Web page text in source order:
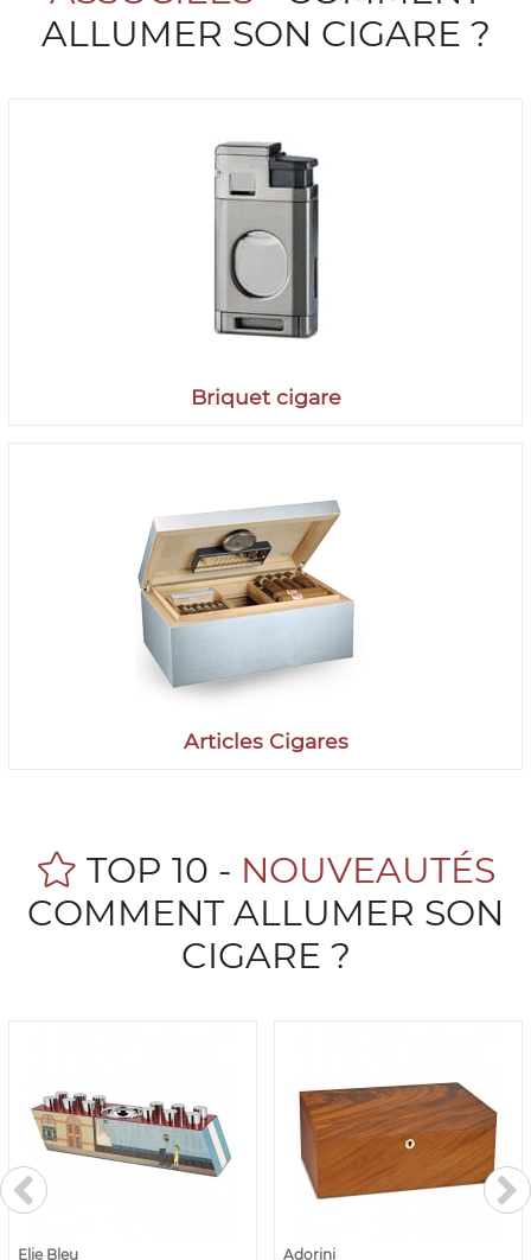
ALLUMER SON CIGARE ?
Briquet cigare
Articles Cigares
TOP 10 - NOUVEAUTÉS
COMMENT ALLUMER SON
CIGARE ?
Elie Bleu Adorini